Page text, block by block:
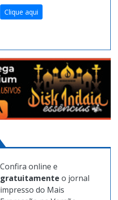
também na Internet.
Confira online e
gratuitamenteo jornal